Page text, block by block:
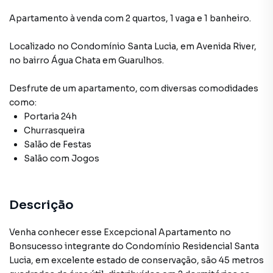
Apartamento à venda com 2 quartos, 1 vaga e 1 banheiro.
Localizado no Condomínio Santa Lucia, em Avenida River,
no bairro Água Chata em Guarulhos.
Desfrute de um apartamento, com diversas comodidades
como:
Portaria 24h
Churrasqueira
Salão de Festas
Salão com Jogos
Descrição
Venha conhecer esse Excepcional Apartamento no
Bonsucesso integrante do Condomínio Residencial Santa
Lucia, em excelente estado de conservação, são 45 metros